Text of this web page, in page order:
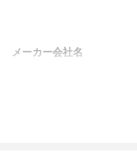
メーカー会社名